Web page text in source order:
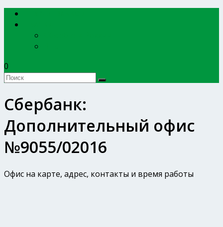
0
Сбербанк:
Дополнительный офис
№9055/02016
Офис на карте, адрес, контакты и время работы